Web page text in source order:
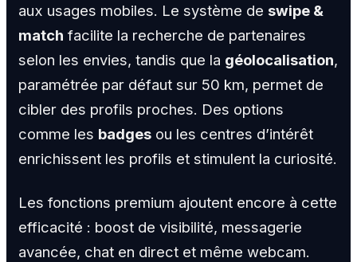
aux usages mobiles. Le système de swipe &
match facilite la recherche de partenaires
selon les envies, tandis que la géolocalisation,
paramétrée par défaut sur 50 km, permet de
cibler des profils proches. Des options
comme les badges ou les centres d’intérêt
enrichissent les profils et stimulent la curiosité.
Les fonctions premium ajoutent encore à cette
efficacité : boost de visibilité, messagerie
avancée, chat en direct et même webcam.